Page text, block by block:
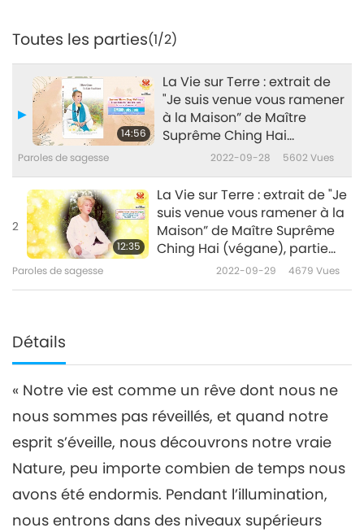
Toutes les parties(1/2)
14:56
La Vie sur Terre : extrait de
"Je suis venue vous ramener
à la Maison” de Maître
Suprême Ching Hai
(végane), partie 1/2
Paroles de sagesse 2022-09-28 5602Vues
2
12:35
La Vie sur Terre : extrait de "Je
suis venue vous ramener à la
Maison” de Maître Suprême
Ching Hai (végane), partie
Paroles de sagesse 2022-09-29 4679 Vues
Détails
« Notre vie est comme un rêve dont nous ne
nous sommes pas réveillés, et quand notre
esprit s’éveille, nous découvrons notre vraie
Nature, peu importe combien de temps nous
avons été endormis. Pendant l’illumination,
nous entrons dans des niveaux supérieurs